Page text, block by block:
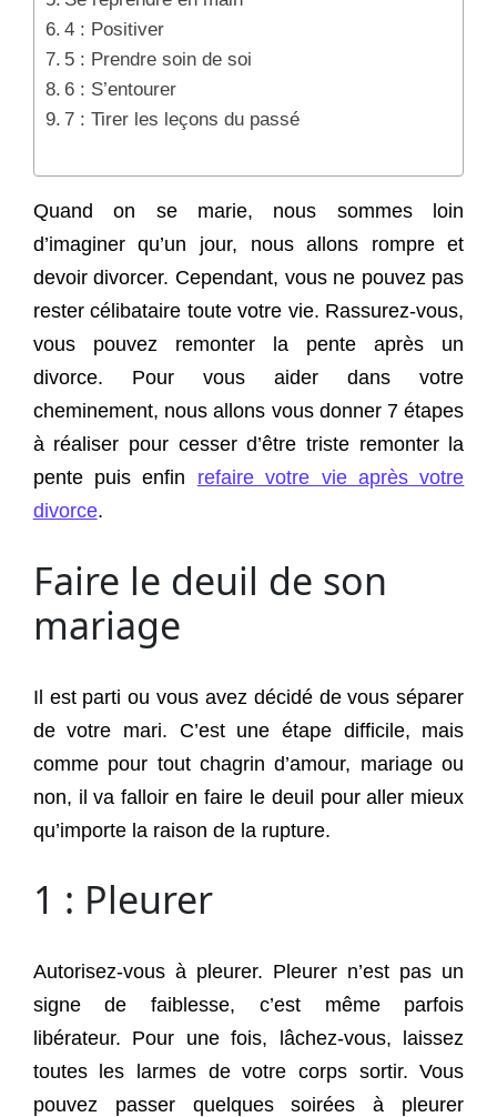
4 : Positiver
5 : Prendre soin de soi
6 : S’entourer
7 : Tirer les leçons du passé
Quand on se marie, nous sommes loin
d’imaginer qu’un jour, nous allons rompre et
devoir divorcer. Cependant, vous ne pouvez pas
rester célibataire toute votre vie. Rassurez-vous,
vous pouvez remonter la pente après un
divorce. Pour vous aider dans votre
cheminement, nous allons vous donner 7 étapes
à réaliser pour cesser d’être triste remonter la
pente puis enfin refaire votre vie après votre
divorce.
Faire le deuil de son
mariage
Il est parti ou vous avez décidé de vous séparer
de votre mari. C’est une étape difficile, mais
comme pour tout chagrin d’amour, mariage ou
non, il va falloir en faire le deuil pour aller mieux
qu’importe la raison de la rupture.
1 : Pleurer
Autorisez-vous à pleurer. Pleurer n’est pas un
signe de faiblesse, c’est même parfois
libérateur. Pour une fois, lâchez-vous, laissez
toutes les larmes de votre corps sortir. Vous
pouvez passer quelques soirées à pleurer